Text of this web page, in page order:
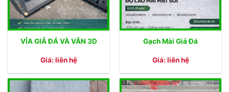
VỈA GIẢ ĐÁ VÀ VÂN 3D
Giá: liên hệ
Gạch Mài Giả Đá
Giá: liên hệ